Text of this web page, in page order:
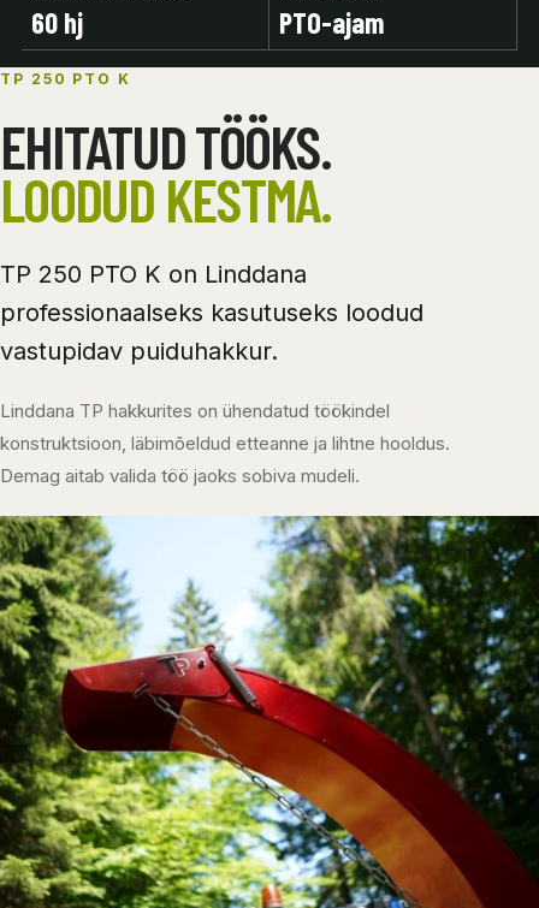
60 hj PTO-ajam
TP 250 PTO K
EHITATUD TÖÖKS.
LOODUD KESTMA.
TP 250 PTO K on Linddana
professionaalseks kasutuseks loodud
vastupidav puiduhakkur.
Linddana TP hakkurites on ühendatud töökindel
konstruktsioon, läbimõeldud etteanne ja lihtne hooldus.
Demag aitab valida töö jaoks sobiva mudeli.